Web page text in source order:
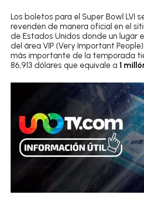
Los boletos para el Super Bowl LVI
revenden de manera oficial en el
de Estados Unidos donde un lugar
del área VIP (Very Important
más importante de la temporada
86,913 dólares que equivale a 1